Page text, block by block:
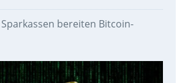
bereiten Bitcoin-